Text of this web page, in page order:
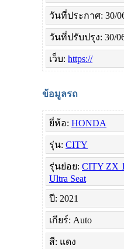
วันที่ประกาศ: 30/
วันที่ปรับปรุง: 30/
เว็บ: https://
ข้อมูลรถ
ยี่ห้อ: HONDA
รุ่น: CITY
รุ่นย่อย: CITY ZX
Ultra Seat
ปี: 2021
เกียร์: Auto
สี: แดง